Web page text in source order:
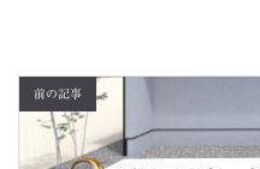
前の記事